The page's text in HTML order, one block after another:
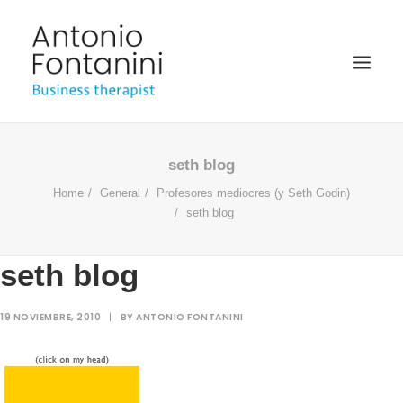
SPEAKER
BIOGRAFÍA
MULTIMEDIA
seth blog
Home General
Profesores mediocres (y Seth Godin)
seth blog
seth blog
19 NOVIEMBRE, 2010 | BY ANTONIO FONTANINI